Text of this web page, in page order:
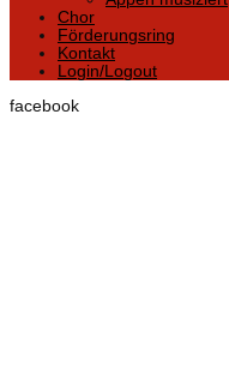
Chor
Förderungsring
Kontakt
Login/Logout
facebook